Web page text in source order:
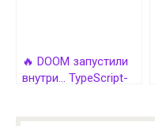
🔥 DOOM запустили
внутри… TypeScript-